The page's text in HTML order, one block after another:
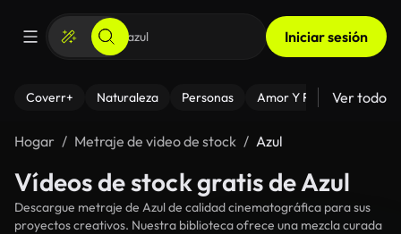
Iniciar sesión
Coverr+ Naturaleza Personas Amor Y Relaciones
Ver todo
Hogar Metraje de video de stock Azul
Vídeos de stock gratis de Azul
Descargue metraje de Azul de calidad cinematográfica para sus
proyectos creativos. Nuestra biblioteca ofrece una mezcla curada